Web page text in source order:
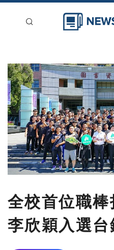
新聞稿分類
登入
刊登
全校首位職
李欣穎入選